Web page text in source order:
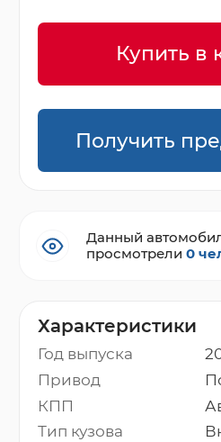
Характеристики
Год выпуска
Привод
КПП
Тип кузова
Купить в
Получить
Данный
просмотрели0